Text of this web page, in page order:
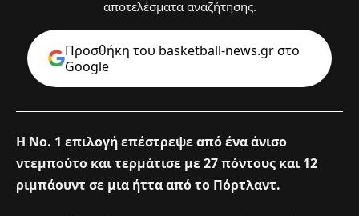
αποτελέσματα αναζήτησης.
Προσθήκη του basketball-news.gr στo
Google
Η Νο. 1 επιλογή επέστρεψε από ένα άνισο
ντεμπούτο και τερμάτισε με 27 πόντους και 12
ριμπάουντ σε μια ήττα από το Πόρτλαντ.